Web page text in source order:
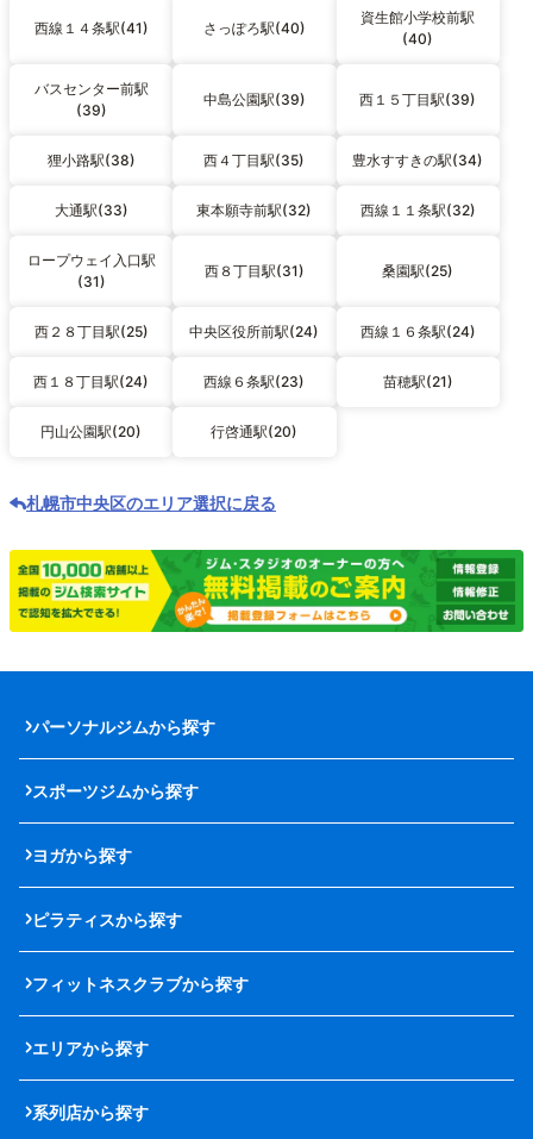
西線１４条駅(41) さっぽろ駅(40)
資生館小学校前駅
(40)
バスセンター前駅
(39)
中島公園駅(39) 西１５丁目駅(39)
狸小路駅(38) 西４丁目駅(35) 豊水すすきの駅(34)
大通駅(33) 東本願寺前駅(32) 西線１１条駅(32)
ロープウェイ入口駅
(31)
西８丁目駅(31) 桑園駅(25)
西２８丁目駅(25) 中央区役所前駅(24) 西線１６条駅(24)
西１８丁目駅(24) 西線６条駅(23) 苗穂駅(21)
円山公園駅(20) 行啓通駅(20)
札幌市中央区のエリア選択に戻る
パーソナルジムから探す
スポーツジムから探す
ヨガから探す
ピラティスから探す
フィットネスクラブから探す
エリアから探す
系列店から探す